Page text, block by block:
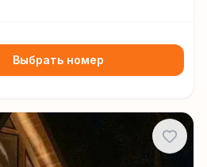
Выбрать номер